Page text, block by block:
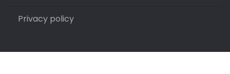
Privacy policy